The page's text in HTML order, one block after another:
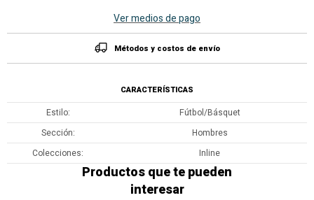
Ver medios de pago
Métodos y costos de envío
CARACTERÍSTICAS
Estilo
Fútbol/Básquet
Sección
Hombres
Colecciones
Inline
Productos que te pueden
interesar